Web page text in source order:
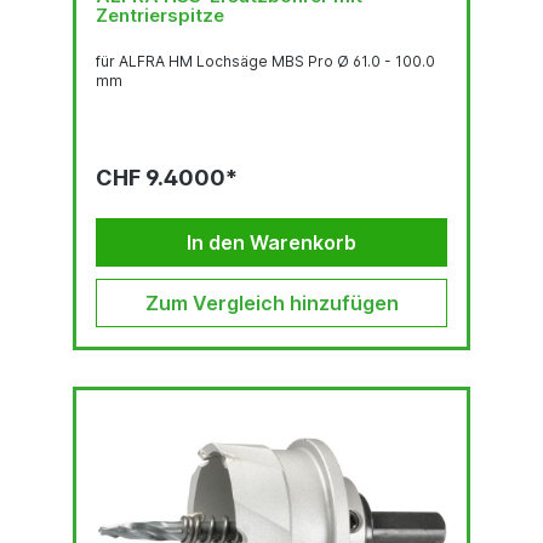
Zentrierspitze
für ALFRA HM Lochsäge MBS Pro Ø 61.0 - 100.0
mm
CHF 9.4000*
In den Warenkorb
Zum Vergleich hinzufügen